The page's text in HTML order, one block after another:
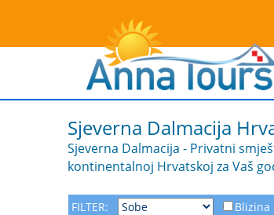
Sjeverna Dalmacija
Sjeverna Dalmacija - Privatni
kontinentalnoj Hrvatskoj za Vaš
FILTER: Blizina